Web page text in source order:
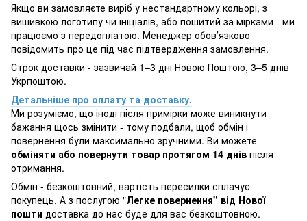
Якщо ви замовляєте виріб у нестандартному кольорі, з
вишивкою логотипу чи ініціалів, або пошитий за мірками - ми
працюємо з передоплатою. Менеджер обов’язково
повідомить про це під час підтвердження замовлення.
Строк доставки - зазвичай 1–3 дні Новою Поштою, 3–5 днів
Укрпоштою.
Детальніше про оплату та доставку.
Ми розуміємо, що іноді після примірки може виникнути
бажання щось змінити - тому подбали, щоб обмін і
повернення були максимально зручними. Ви можете
обміняти або повернути товар протягом 14 днів після
отримання.
Обмін - безкоштовний, вартість пересилки сплачує
покупець. А з послугою "Легке повернення" від Нової
пошти доставка до нас буде для вас безкоштовною.